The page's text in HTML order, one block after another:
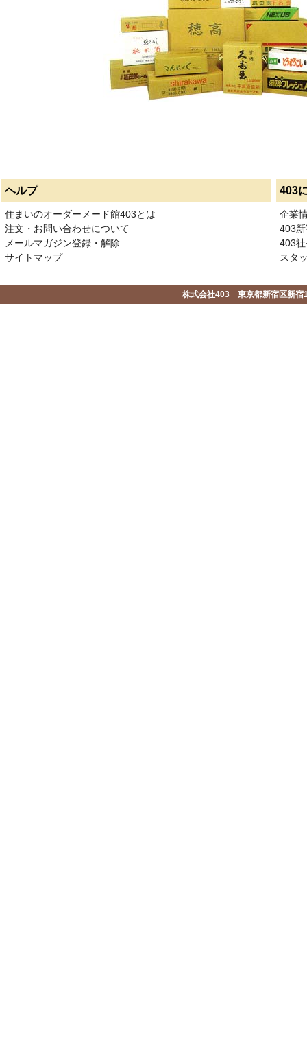
ヘルプ 403
住まいのオーダーメード館403とは
注文・お問い合わせについて
メールマガジン登録・解除
サイトマップ
企業
403
403
スタ
株式会社403 東京都新宿区新